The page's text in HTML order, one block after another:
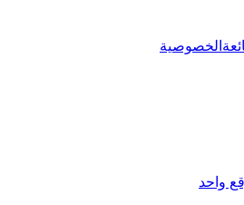
الخصوصية
واحد